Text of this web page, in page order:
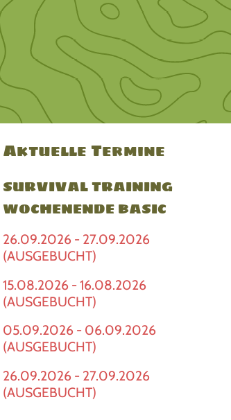
Aktuelle Termine
SURVIVAL TRAINING
WOCHENENDE BASIC
26.09.2026 - 27.09.2026
(AUSGEBUCHT)
15.08.2026 - 16.08.2026
(AUSGEBUCHT)
05.09.2026 - 06.09.2026
(AUSGEBUCHT)
26.09.2026 - 27.09.2026
(AUSGEBUCHT)